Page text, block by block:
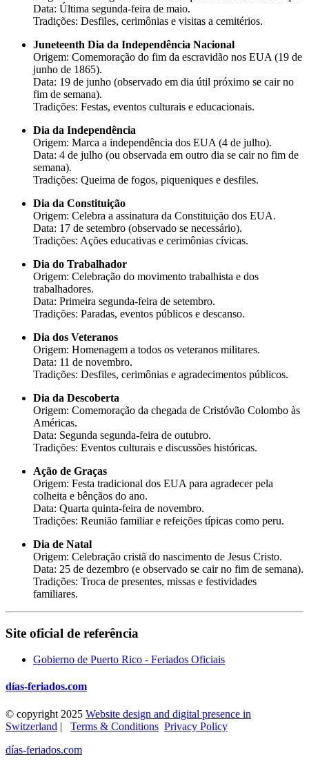
Data: Última segunda-feira de maio.
Tradições: Desfiles, cerimônias e visitas a cemitérios.
Juneteenth Dia da Independência Nacional
Origem: Comemoração do fim da escravidão nos EUA (19 de
junho de 1865).
Data: 19 de junho (observado em dia útil próximo se cair no
fim de semana).
Tradições: Festas, eventos culturais e educacionais.
Dia da Independência
Origem: Marca a independência dos EUA (4 de julho).
Data: 4 de julho (ou observada em outro dia se cair no fim de
semana).
Tradições: Queima de fogos, piqueniques e desfiles.
Dia da Constituição
Origem: Celebra a assinatura da Constituição dos EUA.
Data: 17 de setembro (observado se necessário).
Tradições: Ações educativas e cerimônias cívicas.
Dia do Trabalhador
Origem: Celebração do movimento trabalhista e dos
trabalhadores.
Data: Primeira segunda-feira de setembro.
Tradições: Paradas, eventos públicos e descanso.
Dia dos Veteranos
Origem: Homenagem a todos os veteranos militares.
Data: 11 de novembro.
Tradições: Desfiles, cerimônias e agradecimentos públicos.
Dia da Descoberta
Origem: Comemoração da chegada de Cristóvão Colombo às
Américas.
Data: Segunda segunda-feira de outubro.
Tradições: Eventos culturais e discussões históricas.
Ação de Graças
Origem: Festa tradicional dos EUA para agradecer pela
colheita e bênçãos do ano.
Data: Quarta quinta-feira de novembro.
Tradições: Reunião familiar e refeições típicas como peru.
Dia de Natal
Origem: Celebração cristã do nascimento de Jesus Cristo.
Data: 25 de dezembro (e observado se cair no fim de semana).
Tradições: Troca de presentes, missas e festividades
familiares.
Site oficial de referência
Gobierno de Puerto Rico - Feriados Oficiais
días-feriados.com
© copyright 2025 Website design and digital presence in
Switzerland | Terms & Conditions Privacy Policy
días-feriados.com